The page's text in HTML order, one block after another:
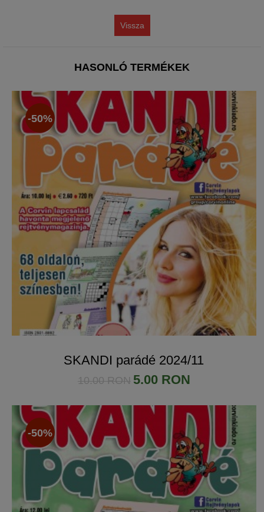
Vissza
HASONLÓ TERMÉKEK
SKANDI parádé 2024/11
-50%
10.00 RON 5.00 RON
-50%